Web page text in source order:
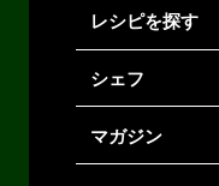
レシピを探す
シェフ
マガジン